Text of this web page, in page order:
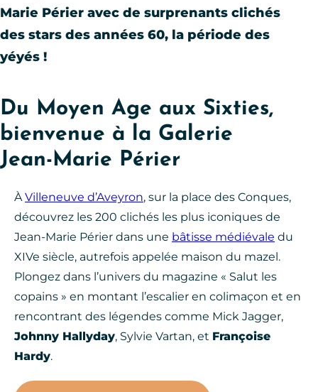
Marie Périer avec de surprenants clichés
des stars des années 60, la période des
yéyés !
Du Moyen Age aux Sixties,
bienvenue à la Galerie
Jean-Marie Périer
À Villeneuve d’Aveyron, sur la place des Conques,
découvrez les 200 clichés les plus iconiques de
Jean-Marie Périer dans une bâtisse médiévale du
XIVe siècle, autrefois appelée maison du mazel.
Plongez dans l’univers du magazine « Salut les
copains » en montant l’escalier en colimaçon et en
rencontrant des légendes comme Mick Jagger,
Johnny Hallyday, Sylvie Vartan, et Françoise
Hardy.